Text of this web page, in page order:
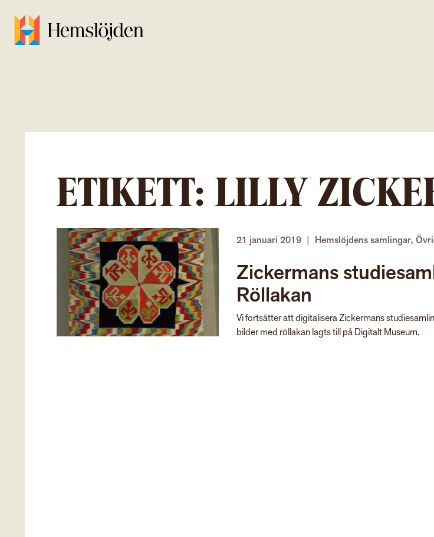
ETIKETT: LILLY
21 januari 2019 Hemslöjdens samlingar,
Zickermans
Röllakan
Vi fortsätter att digitalisera Zickermans
bilder med röllakan lagts till på Digitalt Museum.